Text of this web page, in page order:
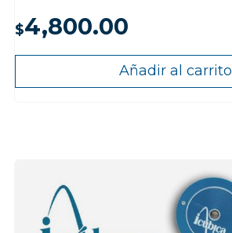
$4,800.00
Añadir al carrito